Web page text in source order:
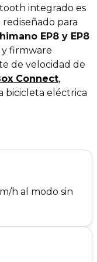
integrado es
para
EP8 y EP8
firmware
de velocidad de
Connect,
bicicleta eléctrica
h al modo sin